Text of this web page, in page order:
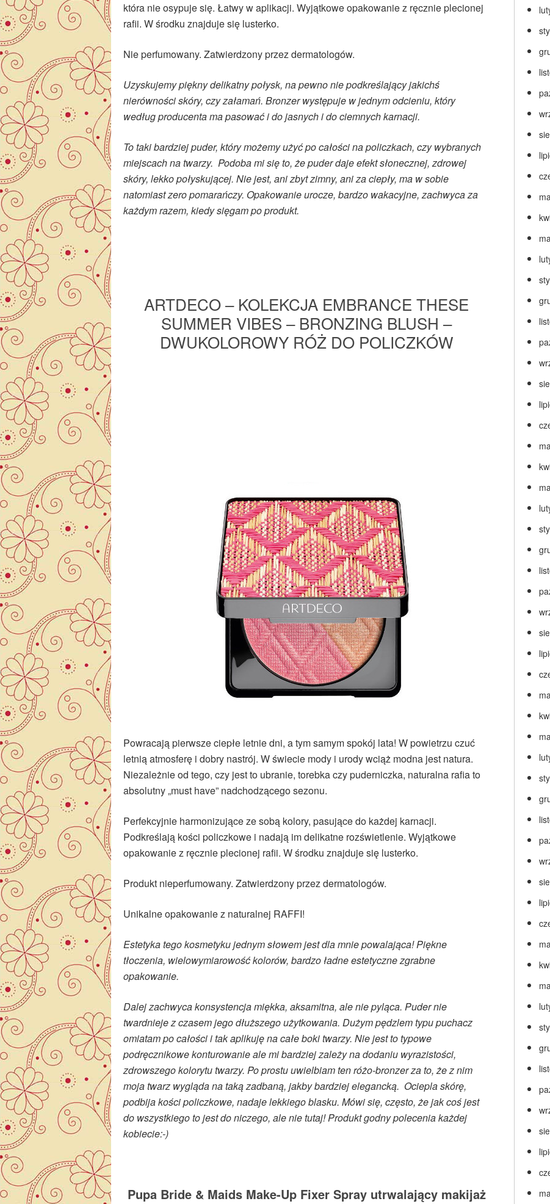
która nie osypuje się. Łatwy w aplikacji. Wyjątkowe opakowanie z ręcznie plecionej
rafii. W środku znajduje się lusterko.
Nie perfumowany. Zatwierdzony przez dermatologów.
Uzyskujemy piękny delikatny połysk, na pewno nie podkreślający jakichś
nierówności skóry, czy załamań. Bronzer występuje w jednym odcieniu, który
według producenta ma pasować i do jasnych i do ciemnych karnacji.
To taki bardziej puder, który możemy użyć po całości na policzkach, czy wybranych
miejscach na twarzy. Podoba mi się to, że puder daje efekt słonecznej, zdrowej
skóry, lekko połyskującej. Nie jest, ani zbyt zimny, ani za ciepły, ma w sobie
natomiast zero pomarańczy. Opakowanie urocze, bardzo wakacyjne, zachwyca za
każdym razem, kiedy sięgam po produkt.
ARTDECO – KOLEKCJA EMBRANCE THESE
SUMMER VIBES – BRONZING BLUSH –
DWUKOLOROWY RÓŻ DO POLICZKÓW
Powracają pierwsze ciepłe letnie dni, a tym samym spokój lata! W powietrzu czuć
letnią atmosferę i dobry nastrój. W świecie mody i urody wciąż modna jest natura.
Niezależnie od tego, czy jest to ubranie, torebka czy puderniczka, naturalna rafia to
absolutny „must have” nadchodzącego sezonu.
Perfekcyjnie harmonizujące ze sobą kolory, pasujące do każdej karnacji.
Podkreślają kości policzkowe i nadają im delikatne rozświetlenie. Wyjątkowe
opakowanie z ręcznie plecionej rafii. W środku znajduje się lusterko.
Produkt nieperfumowany. Zatwierdzony przez dermatologów.
Unikalne opakowanie z naturalnej RAFFI!
Estetyka tego kosmetyku jednym słowem jest dla mnie powalająca! Piękne
tłoczenia, wielowymiarowość kolorów, bardzo ładne estetyczne zgrabne
opakowanie.
Dalej zachwyca konsystencja miękka, aksamitna, ale nie pyląca. Puder nie
twardnieje z czasem jego dłuższego użytkowania. Dużym pędzlem typu puchacz
omiatam po całości i tak aplikuję na całe boki twarzy. Nie jest to typowe
podręcznikowe konturowanie ale mi bardziej zależy na dodaniu wyrazistości,
zdrowszego kolorytu twarzy. Po prostu uwielbiam ten różo-bronzer za to, że z nim
moja twarz wygląda na taką zadbaną, jakby bardziej elegancką. Ociepla skórę,
podbija kości policzkowe, nadaje lekkiego blasku. Mówi się, często, że jak coś jest
do wszystkiego to jest do niczego, ale nie tutaj! Produkt godny polecenia każdej
kobiecie:-)
Pupa Bride & Maids Make-Up Fixer Spray utrwalający makijaż